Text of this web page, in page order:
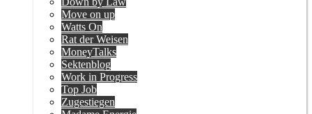
Move on up
Watts On
Rat der Weisen
MoneyTalks
Sektenblog
Work in Progress
Top Job
Zugestiegen